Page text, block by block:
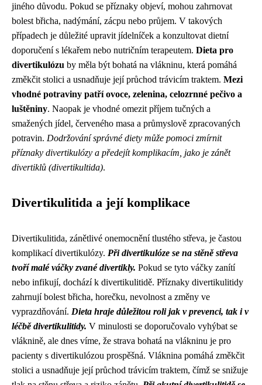
jiného důvodu. Pokud se příznaky objeví, mohou zahrnovat
bolest břicha, nadýmání, zácpu nebo průjem. V takových
případech je důležité upravit jídelníček a konzultovat dietní
doporučení s lékařem nebo nutričním terapeutem. Dieta pro
divertikulózu by měla být bohatá na vlákninu, která pomáhá
změkčit stolici a usnadňuje její průchod trávicím traktem. Mezi
vhodné potraviny patří ovoce, zelenina, celozrnné pečivo a
luštěniny. Naopak je vhodné omezit příjem tučných a
smažených jídel, červeného masa a průmyslově zpracovaných
potravin. Dodržování správné diety může pomoci zmírnit
příznaky divertikulózy a předejít komplikacím, jako je zánět
divertiklů (divertikultida).
Divertikulitida a její komplikace
Divertikulitida, zánětlivé onemocnění tlustého střeva, je častou
komplikací divertikulózy. Při divertikulóze se na stěně střeva
tvoří malé váčky zvané divertikly. Pokud se tyto váčky zanítí
nebo infikují, dochází k divertikulitidě. Příznaky divertikulitidy
zahrnují bolest břicha, horečku, nevolnost a změny ve
vyprazdňování. Dieta hraje důležitou roli jak v prevenci, tak i v
léčbě divertikulitidy. V minulosti se doporučovalo vyhýbat se
vláknině, ale dnes víme, že strava bohatá na vlákninu je pro
pacienty s divertikulózou prospěšná. Vláknina pomáhá změkčit
stolici a usnadňuje její průchod trávicím traktem, čímž se snižuje